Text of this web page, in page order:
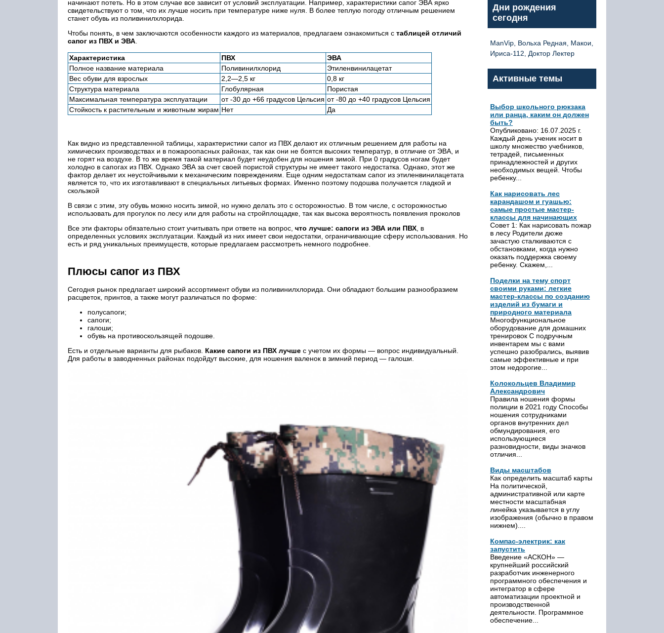
начинают потеть. Но в этом случае все зависит от условий эксплуатации. Например, характеристики сапог ЭВА ярко
свидетельствуют о том, что их лучше носить при температуре ниже нуля. В более теплую погоду отличным решением
станет обувь из поливинилхлорида.
Чтобы понять, в чем заключаются особенности каждого из материалов, предлагаем ознакомиться с таблицей отличий
сапог из ПВХ и ЭВА
Характеристика ПВХ
ЭВА
Полное название материала
Поливинилхлорид
Этиленвинилацетат
Вес обуви для взрослых
2,2—2,5 кг
0,8 кг
Структура материала
Глобулярная
Пористая
Максимальная температура эксплуатации
от -30 до +66 градусов Цельсия от -80 до +40 градусов Цельсия
Стойкость к растительным и животным жирам Нет Да
Как видно из представленной таблицы, характеристики сапог из ПВХ делают их отличным решением для работы на
химических производствах и в пожароопасных районах, так как они не боятся высоких температур, в отличие от ЭВА, и
не горят на воздухе. В то же время такой материал будет неудобен для ношения зимой. При 0 градусов ногам будет
холодно в сапогах из ПВХ. Однако ЭВА за счет своей пористой структуры не имеет такого недостатка. Однако, этот же
фактор делает их неустойчивыми к механическим повреждениям. Еще одним недостаткам сапог из этиленвинилацетата
является то, что их изготавливают в специальных литьевых формах. Именно поэтому подошва получается гладкой и
скользкой
В связи с этим, эту обувь можно носить зимой, но нужно делать это с осторожностью. В том числе, с осторожностью
использовать для прогулок по лесу или для работы на стройплощадке, так как высока вероятность появления проколов
Все эти факторы обязательно стоит учитывать при ответе на вопрос, что лучше: сапоги из ЭВА или ПВХ , в
определенных условиях эксплуатации. Каждый из них имеет свои недостатки, ограничивающие сферу использования. Но
есть и ряд уникальных преимуществ, которые предлагаем рассмотреть немного подробнее.
Плюсы сапог из ПВХ
Сегодня рынок предлагает широкий ассортимент обуви из поливинилхлорида. Они обладают большим разнообразием
расцветок, принтов, а также могут различаться по форме:
полусапоги;
сапоги;
галоши;
обувь на противоскользящей подошве.
Есть и отдельные варианты для рыбаков. Какие сапоги из ПВХ лучше с учетом их формы ― вопрос индивидуальный.
Для работы в заводненных районах подойдут высокие, для ношения валенок в зимний период ― галоши.
Дни рождения
сегодня
ManVip, Вольха Редная, Макои,
Ириса-112, Доктор Лектер
Активные темы
Выбор школьного рюкзака
или ранца, каким он должен
быть?
Опубликовано: 16.07.2025 г.
Каждый день ученик носит в
школу множество учебников,
тетрадей, письменных
принадлежностей и других
необходимых вещей. Чтобы
ребенку...
Как нарисовать лес
карандашом и гуашью:
самые простые мастер-
классы для начинающих
Совет 1: Как нарисовать пожар
в лесу Родители дюже
зачастую сталкиваются с
обстановками, когда нужно
оказать поддержка своему
ребенку. Скажем,...
Поделки на тему спорт
своими руками: легкие
мастер-классы по созданию
изделий из бумаги и
природного материала
Многофункциональное
оборудование для домашних
тренировок С подручным
инвентарем мы с вами
успешно разобрались, выявив
самые эффективные и при
этом недорогие...
Колокольцев Владимир
Александрович
Правила ношения формы
полиции в 2021 году Способы
ношения сотрудниками
органов внутренних дел
обмундирования, его
использующиеся
разновидности, виды значков
отличия...
Виды масштабов
Как определить масштаб карты
На политической,
административной или карте
местности масштабная
линейка указывается в углу
изображения (обычно в правом
нижнем)....
Компас-электрик: как
запустить
Введение «АСКОН» —
крупнейший российский
разработчик инженерного
программного обеспечения и
интегратор в сфере
автоматизации проектной и
производственной
деятельности. Программное
обеспечение...